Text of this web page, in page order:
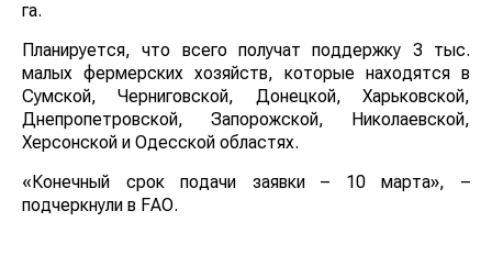
га.
Планируется, что всего получат поддержку 3 тыс.
малых фермерских хозяйств, которые находятся в
Сумской, Черниговской, Донецкой, Харьковской,
Днепропетровской, Запорожской, Николаевской,
Херсонской и Одесской областях.
«Конечный срок подачи заявки – 10 марта», –
подчеркнули в FАО.